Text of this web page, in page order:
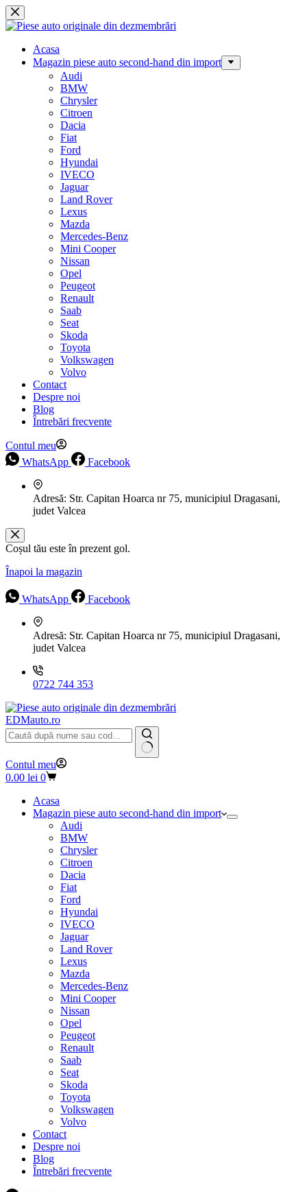
Sari
la
Acasa
Magazin piese auto second-hand din import
Audi
BMW
Chrysler
Citroen
Dacia
Fiat
Ford
Hyundai
IVECO
Jaguar
Land Rover
Lexus
Mazda
Mercedes-Benz
Mini Cooper
Nissan
Opel
Peugeot
Renault
Saab
Seat
Skoda
Toyota
Volkswagen
Volvo
Contact
Despre noi
Blog
Întrebări frecvente
Contul meu
WhatsApp
Facebook
Adresă: Str. Capitan Hoarca nr 75, municipiul Dragasani,
judet Valcea
Coșul tău este în prezent gol.
Înapoi la magazin
WhatsApp Facebook
Adresă: Str. Capitan Hoarca nr 75, municipiul Dragasani,
judet Valcea
0722 744 353
EDMauto.ro
Niciun
rezultat
Contul meu
Coș
cumpărături
0.00 lei 0
Acasa
Magazin piese auto second-hand din import
Audi
BMW
Chrysler
Citroen
Dacia
Fiat
Ford
Hyundai
IVECO
Jaguar
Land Rover
Lexus
Mazda
Mercedes-Benz
Mini Cooper
Nissan
Opel
Peugeot
Renault
Saab
Seat
Skoda
Toyota
Volkswagen
Volvo
Contact
Despre noi
Blog
Întrebări frecvente